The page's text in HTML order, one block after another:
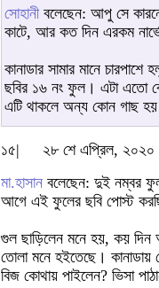
সোহানীবলেছেন: আপু সে
কাটে, আর কত দিন এরকম
কানাডার সামার মানে
ছবির ১৬ নং ফুল। এটা এতো
এটি থাকলে অন্য কোন গাছ হয়
১৫|
২৮ শে এপ্রিল, ২০২০
মা.হাসান বলেছেন: দুই নম্বর
আগে এই ফুলের ছবি পোস্ট
গুল ছাড়িলেন মনে হয়, কয় দিন
তোলা মনে হইতেছে। কানাডায়
বিজ কোথায় পাইলেন? ভিসা